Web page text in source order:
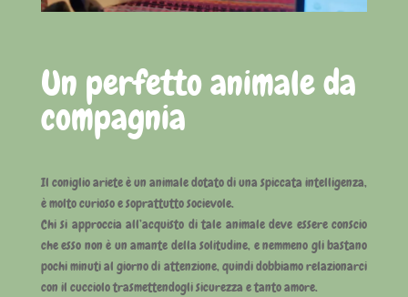
Un perfetto animale da
compagnia
Il coniglio ariete è un animale dotato di una spiccata intelligenza,
è molto curioso e soprattutto socievole.
Chi si approccia all’acquisto di tale animale deve essere conscio
che esso non è un amante della solitudine, e nemmeno gli bastano
pochi minuti al giorno di attenzione, quindi dobbiamo relazionarci
con il cucciolo trasmettendogli sicurezza e tanto amore.